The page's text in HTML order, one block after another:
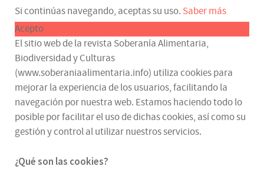
Si continúas navegando, aceptas su uso. Saber más
Acepto
El sitio web de la revista Soberanía Alimentaria,
Biodiversidad y Culturas
(www.soberaniaalimentaria.info) utiliza cookies para
mejorar la experiencia de los usuarios, facilitando la
navegación por nuestra web. Estamos haciendo todo lo
posible por facilitar el uso de dichas cookies, así como su
gestión y control al utilizar nuestros servicios.
¿Qué son las cookies?